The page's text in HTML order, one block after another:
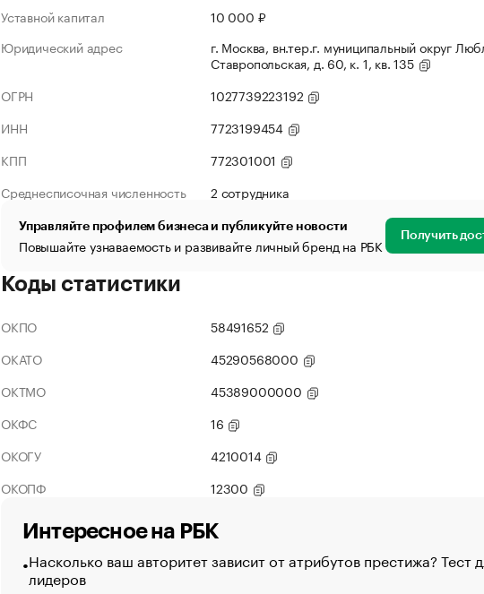
Уставной капитал
10 000 ₽
Юридический адрес
г. Москва, вн.тер.г. муниципальный округ
Ставропольская, д. 60, к. 1, кв. 135
ОГРН
1027739223192
ИНН
7723199454
КПП
772301001
Среднесписочная численность
2 сотрудника
Управляйте профилем бизнеса и публикуйте новости
Повышайте узнаваемость и развивайте личный бренд на РБК Получить
Коды статистики
ОКПО
58491652
ОКАТО
45290568000
ОКТМО
45389000000
ОКФС
16
ОКОГУ
4210014
ОКОПФ
12300
Интересное на РБК
Насколько ваш авторитет зависит от атрибутов престижа? Тест
лидеров